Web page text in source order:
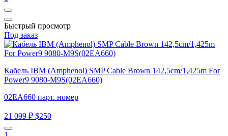
Быстрый просмотр
Под заказ
Кабель IBM (Amphenol) SMP Cable Brown 142,5cm/1,425m For
Power9 9080-M9S(02EA660)
02EA660 парт. номер
21 099 ₽ $250